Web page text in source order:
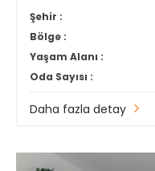
Şehir :
Bölge :
Yaşam Alanı :
Oda Sayısı :
Daha fazla detay